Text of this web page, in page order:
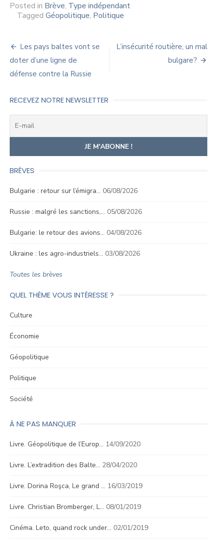
Posted in Brève, Type indépendant
Tagged Géopolitique, Politique
Navigation
de
l’article
Les pays baltes vont se
doter d’une ligne de
défense contre la Russie
L’insécurité routière, un mal
bulgare?
RECEVEZ NOTRE NEWSLETTER
BRÈVES
Bulgarie : retour sur l’émigra… 06/08/2026
Russie : malgré les sanctions,… 05/08/2026
Bulgarie: le retour des avions… 04/08/2026
Ukraine : les agro-industriels… 03/08/2026
Toutes les brèves
QUEL THÈME VOUS INTÉRESSE ?
Culture
Économie
Géopolitique
Politique
Société
À NE PAS MANQUER
Livre. Géopolitique de l’Europ… 14/09/2020
Livre. L’extradition des Balte… 28/04/2020
Livre. Dorina Roşca, Le grand … 16/03/2019
Livre. Christian Bromberger, L… 08/01/2019
Cinéma. Leto, quand rock under… 02/01/2019